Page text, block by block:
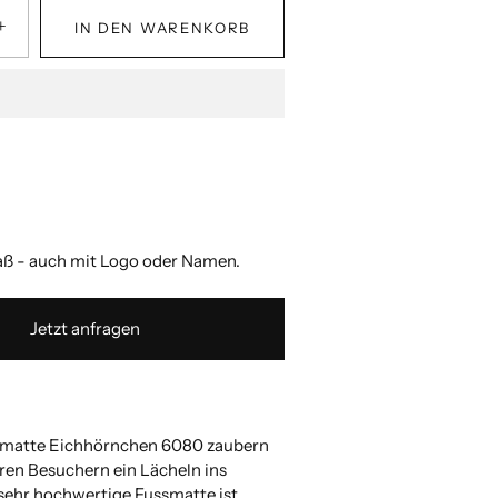
IN DEN WARENKORB
- auch mit Logo oder Namen.
Jetzt anfragen
Eichhörnchen 6080 zaubern
Besuchern ein Lächeln ins
hochwertige Fussmatte ist